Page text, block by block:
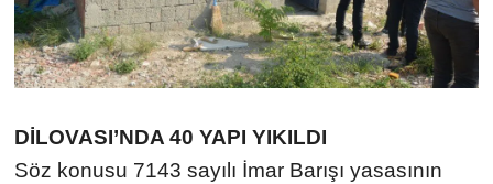
DİLOVASI’NDA 40 YAPI YIKILDI
Söz konusu 7143 sayılı İmar Barışı yasasının